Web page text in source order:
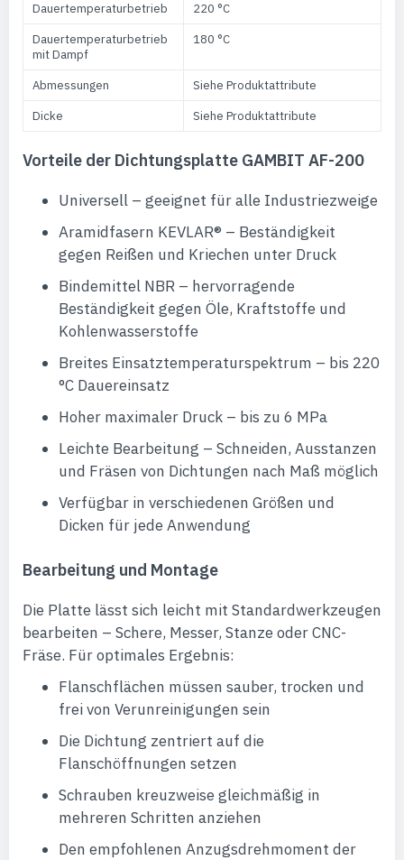
Dauertemperaturbetrieb
220 °C
Dauertemperaturbetrieb
mit Dampf
180 °C
Abmessungen
Siehe Produktattribute
Dicke
Siehe Produktattribute
Vorteile der Dichtungsplatte GAMBIT AF-200
Universell – geeignet für alle Industriezweige
Aramidfasern KEVLAR® – Beständigkeit
gegen Reißen und Kriechen unter Druck
Bindemittel NBR – hervorragende
Beständigkeit gegen Öle, Kraftstoffe und
Kohlenwasserstoffe
Breites Einsatztemperaturspektrum – bis 220
°C Dauereinsatz
Hoher maximaler Druck – bis zu 6 MPa
Leichte Bearbeitung – Schneiden, Ausstanzen
und Fräsen von Dichtungen nach Maß möglich
Verfügbar in verschiedenen Größen und
Dicken für jede Anwendung
Bearbeitung und Montage
Die Platte lässt sich leicht mit Standardwerkzeugen
bearbeiten – Schere, Messer, Stanze oder CNC-
Fräse. Für optimales Ergebnis:
Flanschflächen müssen sauber, trocken und
frei von Verunreinigungen sein
Die Dichtung zentriert auf die
Flanschöffnungen setzen
Schrauben kreuzweise gleichmäßig in
mehreren Schritten anziehen
Den empfohlenen Anzugsdrehmoment der